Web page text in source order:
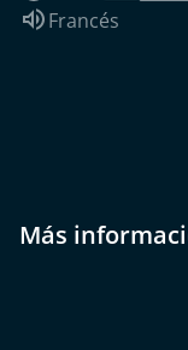
Idioma de audio:
Francés
Más